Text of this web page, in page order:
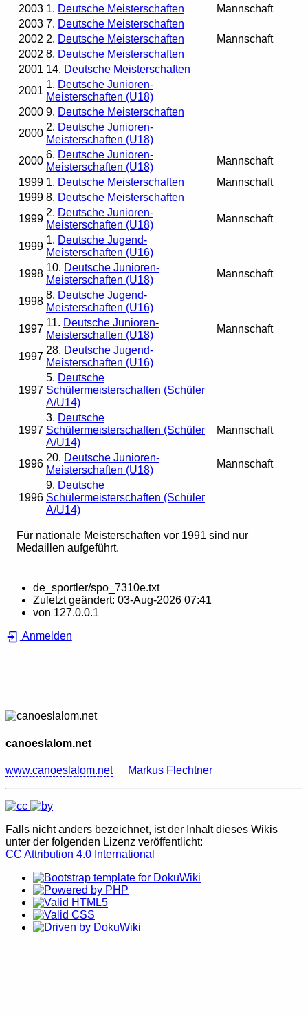
2003 1. Deutsche Meisterschaften
Mannschaft
2003 7. Deutsche Meisterschaften
2002 2. Deutsche Meisterschaften
Mannschaft
2002 8. Deutsche Meisterschaften
2001 14. Deutsche Meisterschaften
2001
1. Deutsche Junioren-
Meisterschaften (U18)
2000 9. Deutsche Meisterschaften
2000
2. Deutsche Junioren-
Meisterschaften (U18)
2000
6. Deutsche Junioren-
Meisterschaften (U18)
Mannschaft
1999 1. Deutsche Meisterschaften
Mannschaft
1999 8. Deutsche Meisterschaften
1999
2. Deutsche Junioren-
Meisterschaften (U18)
Mannschaft
1999
1. Deutsche Jugend-
Meisterschaften (U16)
1998
10. Deutsche Junioren-
Meisterschaften (U18)
Mannschaft
1998
8. Deutsche Jugend-
Meisterschaften (U16)
1997
11. Deutsche Junioren-
Meisterschaften (U18)
Mannschaft
1997
28. Deutsche Jugend-
Meisterschaften (U16)
1997
5. Deutsche
Schülermeisterschaften (Schüler
A/U14)
1997
3. Deutsche
Schülermeisterschaften (Schüler
A/U14)
Mannschaft
1996
20. Deutsche Junioren-
Meisterschaften (U18)
Mannschaft
1996
9. Deutsche
Schülermeisterschaften (Schüler
A/U14)
Für nationale Meisterschaften vor 1991 sind nur
Medaillen aufgeführt.
de_sportler/spo_7310e.txt
Zuletzt geändert: 03-Aug-2026 07:41
von 127.0.0.1
Anmelden
canoeslalom.net
www.canoeslalom.net Markus Flechtner
Falls nicht anders bezeichnet, ist der Inhalt dieses Wikis
unter der folgenden Lizenz veröffentlicht:
CC Attribution 4.0 International